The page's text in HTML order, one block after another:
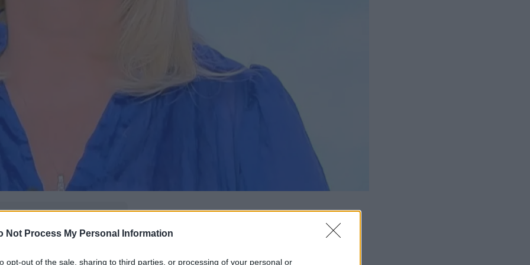
Not Process My Personal Information
opt-out of the sale, sharing to third parties, or processing of your personal or
πιο συχνά